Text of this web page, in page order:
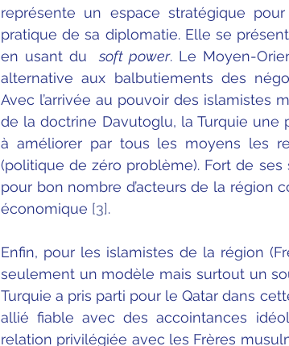
représente un espace stratégique
pratique de sa diplomatie. Elle se
en usant du
soft power. Le Moyen-
alternative aux balbutiements des
Avec l’arrivée au pouvoir des islamistes
de la doctrine Davutoglu, la Turquie
à améliorer par tous les moyens les
(politique de zéro problème). Fort de
pour bon nombre d’acteurs de la région
économique [3].
Enfin, pour les islamistes de la région
seulement un modèle mais surtout un
Turquie a pris parti pour le Qatar dans
allié fiable avec des accointances
relation privilégiée avec les Frères